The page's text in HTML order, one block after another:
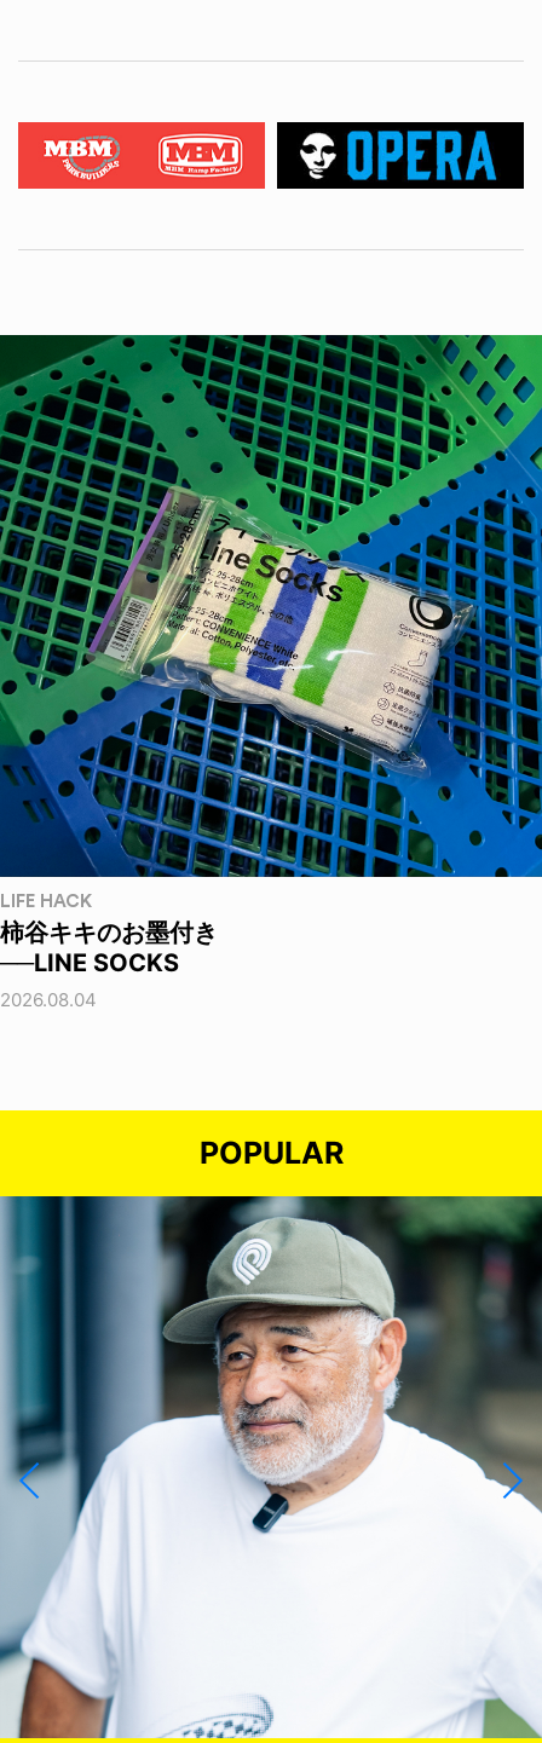
LIFE HACK
柿谷キキのお墨付き
──LINE SOCKS
2026.08.04
POPULAR